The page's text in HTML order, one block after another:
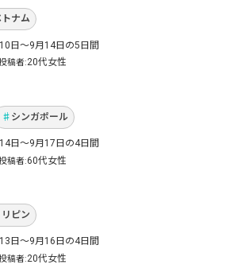
ナム
日〜9月14日の5日間
稿者 20代女性
友人にシンガポール旅行をプレ
マリーナベイサンズにも泊まれ
シンガポール
日～9月17日の4日間
稿者 60代女性
ハーフショー＆アクティビティ
ピン
日〜9月16日の4日間
稿者 20代女性
行でヨーロッパ3か国周遊！日
＆文化から感動をもらった最高